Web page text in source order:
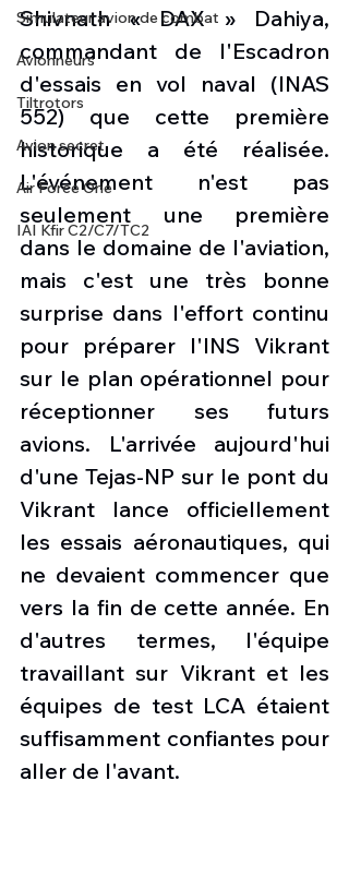
Simulateur avion de combat
Avionneurs
Tiltrotors
Avion secret
Air Force One
IAI Kfir C2/C7/TC2
Shivnath « DAX » Dahiya,
commandant de l'Escadron
d'essais en vol naval (INAS
552) que cette première
historique a été réalisée.
L'événement n'est pas
seulement une première
dans le domaine de l'aviation,
mais c'est une très bonne
surprise dans l'effort continu
pour préparer l'INS Vikrant
sur le plan opérationnel pour
réceptionner ses futurs
avions. L'arrivée aujourd'hui
d'une Tejas-NP sur le pont du
Vikrant lance officiellement
les essais aéronautiques, qui
ne devaient commencer que
vers la fin de cette année. En
d'autres termes, l'équipe
travaillant sur Vikrant et les
équipes de test LCA étaient
suffisamment confiantes pour
aller de l'avant.